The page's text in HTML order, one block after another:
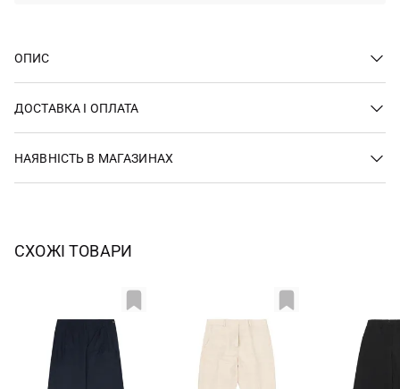
ОПИС
ДОСТАВКА І ОПЛАТА
НАЯВНІСТЬ В МАГАЗИНАХ
СХОЖІ ТОВАРИ